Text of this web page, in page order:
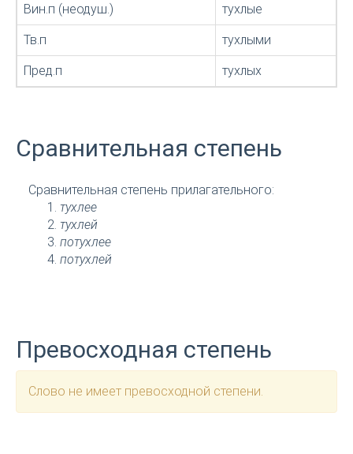
Вин.п (неодуш.) тухлые
Тв.п тухлыми
Пред.п тухлых
Сравнительная степень
Сравнительная степень прилагательного:
тухлее
тухлей
потухлее
потухлей
Превосходная степень
Слово не имеет превосходной степени.